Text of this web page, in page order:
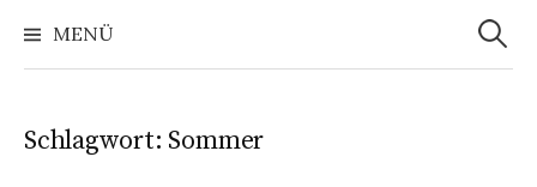
MENÜ
Suchen
nach:
Schlagwort: Sommer